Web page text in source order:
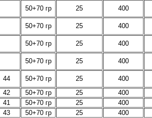
50+70 гр 25 400
50+70 гр 25 400
50+70 гр 25 400
50+70 гр 25 400
44 50+70 гр 25 400
42 50+70 гр 25 400
41 50+70 гр 25 400
43 50+70 гр 25 400